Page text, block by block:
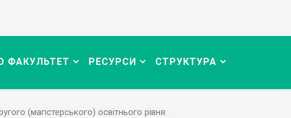
ФАКУЛЬТЕТ РЕСУРСИ СТРУКТУРА
(магістерського) освітнього рівня